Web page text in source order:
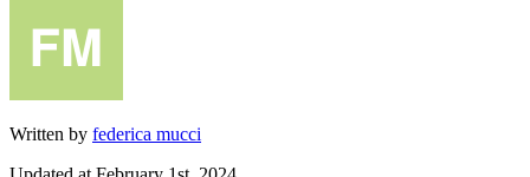
Written by federica mucci